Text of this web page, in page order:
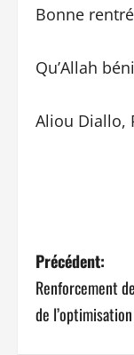
Bonne
Qu’Allah
Aliou Diallo,
N
a
Précédent:
Renforcement
de